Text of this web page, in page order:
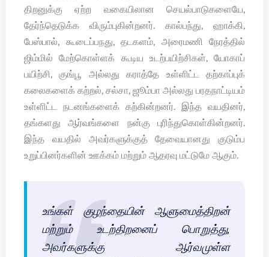
திறனுக்கு ஏற்ற வகையிலான செயல்பாடுகளையே,
தேர்ந்தெடுக்க விரும்புகின்றனர். கால்பந்து, ஹாக்கி,
பேஸ்பால், கூடைப்பநது, தடகளம், அரைமணி நேரத்தில்
ஜிம்மில் மேற்கொள்ளக் கூடிய உடற்பயிற்சிகள், யோகாப்
பயிற்சி, குங்பூ அல்லது கராத்தே உள்ளிட்ட தற்காப்புக்
கலைகளைக் கற்றல், சல்சா, ஜூம்பா அல்லது பரதநாட்டியம்
உள்ளிட்ட நடனங்களைக் கற்கின்றனர். இந்த வயதினர்,
தங்களது ஆர்வங்களை நன்கு புரிந்துகொள்கின்றனர்.
இந்த வயதில் அவர்களுக்குத் தேவையானது குடும்ப
உறுப்பினர்களின் ஊக்கம் மற்றும் ஆதரவு மட்டுமே ஆகும்.
உங்கள் குழந்தையின் ஆளுமைத்திறன்
மற்றும் உடற்திறனைப் பொறுத்து,
அவர்களுக்கு ஆர்வமுள்ள